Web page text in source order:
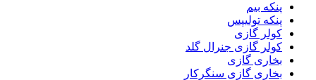
پنکه بیم
پنکه تولیپس
کولر گازی
کولر گازی جنرال گلد
بخاری گازی
بخاری گازی سنگرکار